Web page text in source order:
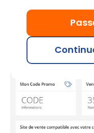
kunt u de
gegenereerd
gevalideerde
voor een